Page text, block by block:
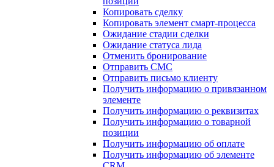
Копировать сделку
Копировать элемент смарт-процесса
Ожидание стадии сделки
Ожидание статуса лида
Отменить бронирование
Отправить СМС
Отправить письмо клиенту
Получить информацию о привязанном
элементе
Получить информацию о реквизитах
Получить информацию о товарной
позиции
Получить информацию об оплате
Получить информацию об элементе